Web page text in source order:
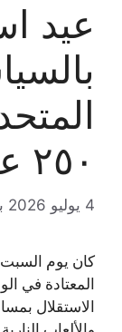
عيد
٢٥٠ عاماً
4 يوليو 2026
كان يوم
المعتادة في
الاستقلال